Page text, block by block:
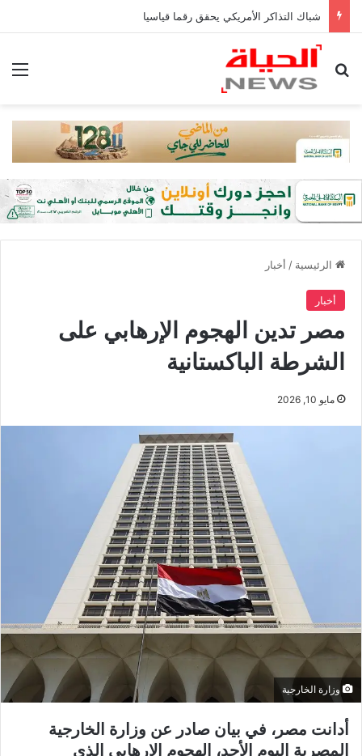
شباك التذاكر الأمريكي يحقق رقما قياسيا
بحث عن
الرئيسية / أخبار
أخبار
مصر تدين الهجوم الإرهابي على
الشرطة الباكستانية
مايو 10, 2026
وزارة الخارجية
أدانت مصر، في بيان صادر عن وزارة الخارجية
المصرية اليوم الأحد، الهجوم الإرهابي الذي